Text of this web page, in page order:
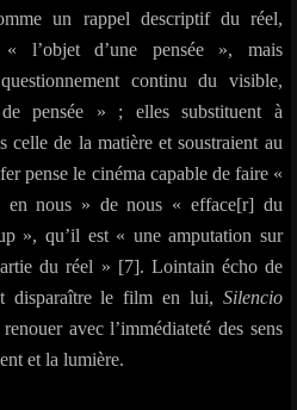
un rappel descriptif du réel,
« l’objet d’une pensée », mais
continu du visible,
pensée » ; elles substituent à
celle de la matière et soustraient au
pense le cinéma capable de faire «
en nous » de nous « efface[r] du
», qu’il est « une amputation sur
du réel » [7]. Lointain écho de
disparaître le film en lui, Silencio
avec l’immédiateté des sens
et la lumière.